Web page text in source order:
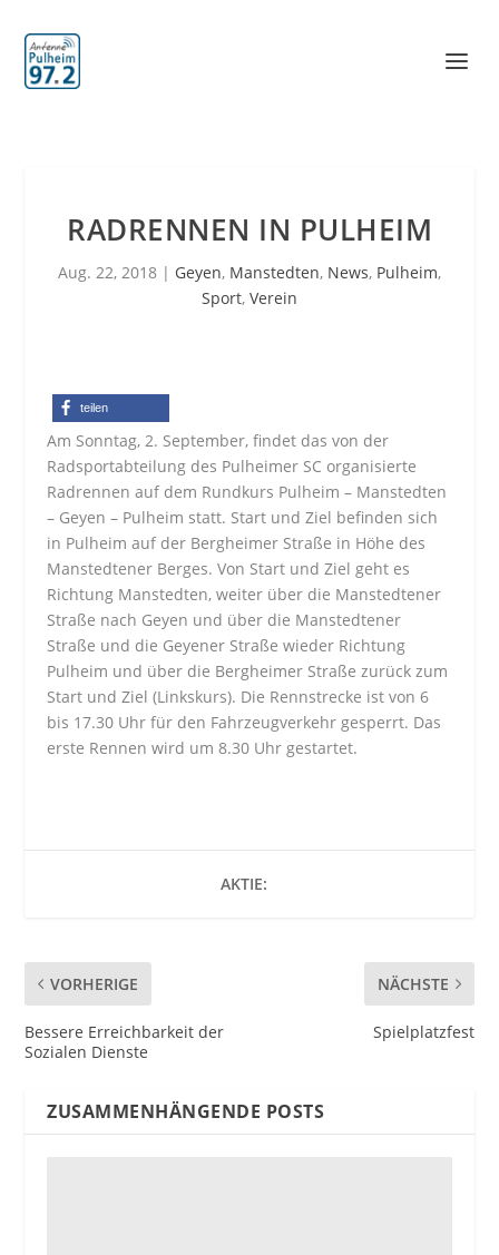
RADRENNEN IN PULHEIM
Aug. 22, 2018 | Geyen, Manstedten, News, Pulheim,
Sport, Verein
teilen
Am Sonntag, 2. September, findet das von der
Radsportabteilung des Pulheimer SC organisierte
Radrennen auf dem Rundkurs Pulheim – Manstedten
– Geyen – Pulheim statt. Start und Ziel befinden sich
in Pulheim auf der Bergheimer Straße in Höhe des
Manstedtener Berges. Von Start und Ziel geht es
Richtung Manstedten, weiter über die Manstedtener
Straße nach Geyen und über die Manstedtener
Straße und die Geyener Straße wieder Richtung
Pulheim und über die Bergheimer Straße zurück zum
Start und Ziel (Linkskurs). Die Rennstrecke ist von 6
bis 17.30 Uhr für den Fahrzeugverkehr gesperrt. Das
erste Rennen wird um 8.30 Uhr gestartet.
AKTIE:
VORHERIGE
Bessere Erreichbarkeit der
Sozialen Dienste
NÄCHSTE
Spielplatzfest
ZUSAMMENHÄNGENDE POSTS